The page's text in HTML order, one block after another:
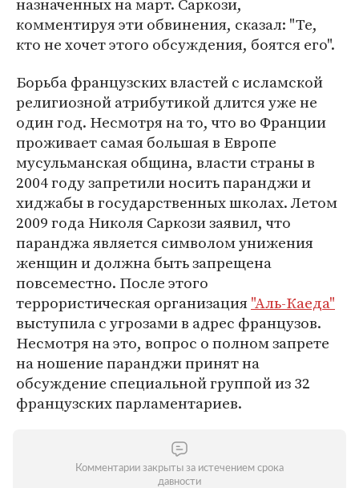
комментируя эти обвинения, сказал: "Те,
кто не хочет этого обсуждения, боятся его".
Борьба французских властей с исламской
религиозной атрибутикой длится уже не
один год. Несмотря на то, что во Франции
проживает самая большая в Европе
мусульманская община, власти страны в
2004 году запретили носить паранджи и
хиджабы в государственных школах. Летом
2009 года Николя Саркози заявил, что
паранджа является символом унижения
женщин и должна быть запрещена
повсеместно. После этого
террористическая организация"Аль-Каеда"
выступила с угрозами в адрес французов.
Несмотря на это, вопрос о полном запрете
на ношение паранджи принят на
обсуждение специальной группой из 32
французских парламентариев.
Комментарии закрыты за истечением срока
давности